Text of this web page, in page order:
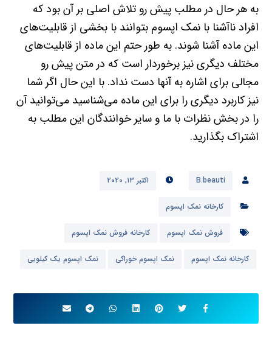
به هر حال در مطلب پیش رو تلاش اصلی بر آن بود که
افراد ناآشنا با نمک اپسوم بتوانند با بخشی از قابلیت‌های
این ماده آشنا شوند. به طور حتم این ماده از قابلیت‌های
مختلف دیگری نیز برخوردار است که در متن پیش رو
مجالی برای اشاره به آنها دست نداد. با این حال اگر شما
نیز کاربرد دیگری را برای این ماده می‌شناسید می‌توانید آن
را در بخش نظرات با ما و سایر خوانندگان این مطلب به
اشتراک بگذارید.
B.beauti اکتبر ۱۳, ۲۰۲۰
کارخانه نمک اپسوم
فروش نمک اپسوم کارخانه فروش نمک اپسوم
کارخانه نمک اپسوم نمک اپسوم خوراکی نمک اپسوم یک کیلویی